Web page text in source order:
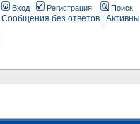
Вход Регистрация Поиск
Сообщения без ответов